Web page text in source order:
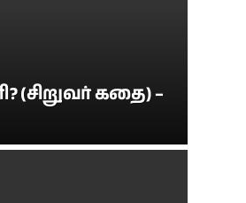
(சிறுவர் கதை) –